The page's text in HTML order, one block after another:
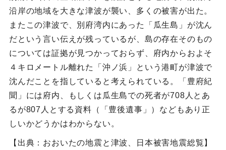
沿岸の地域を大きな津波が襲い、多くの被害が出た。
またこの津波で、別府湾内にあった「瓜生島」が沈ん
だという言い伝えが残っているが、島の存在そのもの
については証拠が見つかっておらず、府内からおよそ
４キロメートル離れた「沖ノ浜」という港町が津波で
沈んだことを指していると考えられている。「豊府紀
聞」には府内、もしくは瓜生島での死者が708人とあ
るが807人とする資料（「豊後遺事」）などもあり正
しいかどうかはわからない。
【出典：おおいたの地震と津波、日本被害地震総覧】